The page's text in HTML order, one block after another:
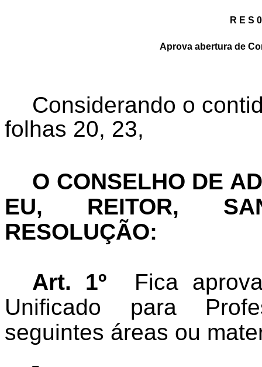
R E S
Aprova abertura de
Considerando o
folhas 20, 23,
O CONSELHO DE
EU, REITOR,
RESOLUÇÃO:
Art. 1º
Fica
Unificado para
seguintes áreas ou